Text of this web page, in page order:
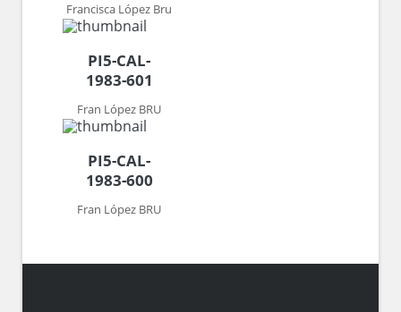
Francisca López Bru
PI5-CAL-
1983-601
Fran López BRU
PI5-CAL-
1983-600
Fran López BRU